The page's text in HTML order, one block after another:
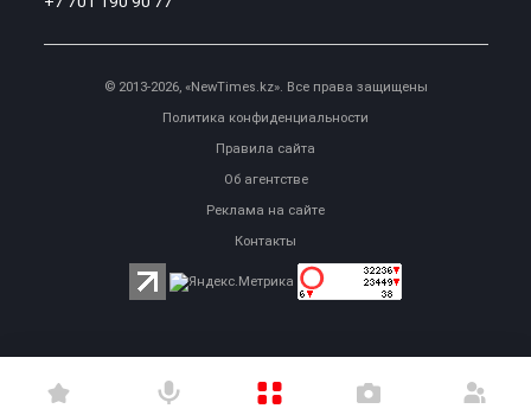
© 2013-2026, «NewTimes.kz». Все права защищены
Политика конфиденциальности
Правила сайта
Об агентстве
Реклама на сайте
Контакты